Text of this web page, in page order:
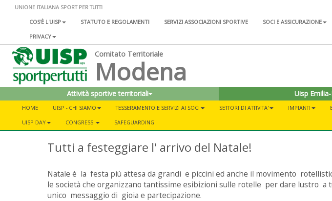
UNIONE ITALIANA SPORT PER TUTTI
COS'È L'UISP
STATUTO E REGOLAMENTI SERVIZI ASSOCIAZIONI SPORTIVE SOCI E ASSICURAZIONE
PRIVACY
Comitato Territoriale
Modena
Attività sportive territoriali Uisp
HOME UISP - CHI SIAMO TESSERAMENTO E SERVIZI AI SOCI SETTORI DI ATTIVITA' IMPIANTI
UISP DAY
CONGRESSI SAFEGUARDING
Tutti a festeggiare l' arrivo del Natale!
Natale è la festa più attesa da grandi e piccini ed anche il movimento
le società che organizzano tantissime esibizioni sulle rotelle per dare lustro
unico messaggio di gioia e partecipazione.